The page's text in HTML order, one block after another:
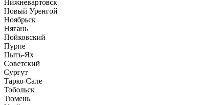
Нижневартовск
Новый Уренгой
Ноябрьск
Нягань
Пойковский
Пурпе
Пыть-Ях
Советский
Сургут
Тарко-Сале
Тобольск
Тюмень